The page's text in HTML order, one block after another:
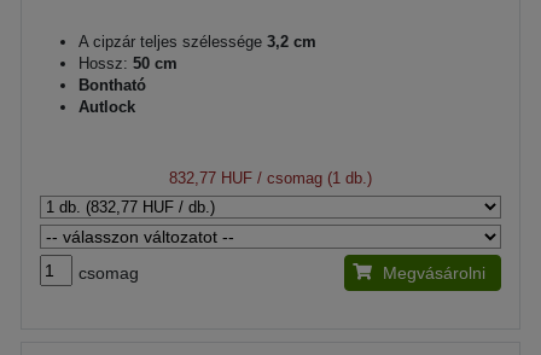
A cipzár teljes szélessége 3,2 cm
Hossz: 50 cm
Bontható
Autlock
832,77 HUF / csomag (1 db.)
csomag Megvásárolni